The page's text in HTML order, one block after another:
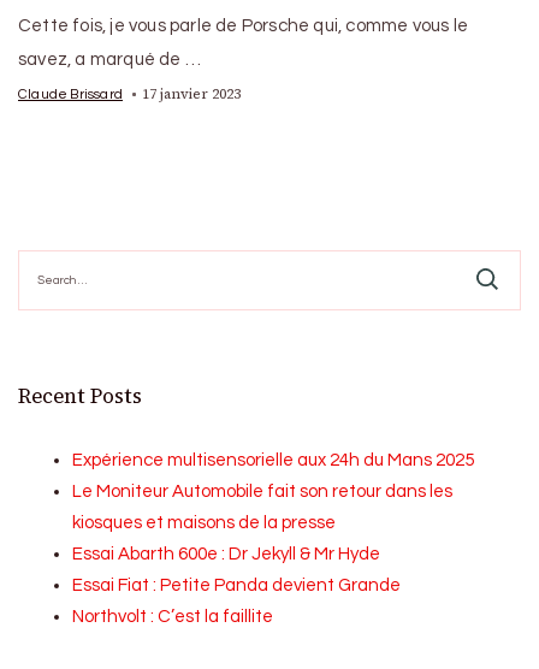
Cette fois, je vous parle de Porsche qui, comme vous le
savez, a marqué de …
Claude Brissard 17 janvier 2023
for:
Recent Posts
Expérience multisensorielle aux 24h du Mans 2025
Le Moniteur Automobile fait son retour dans les
kiosques et maisons de la presse
Essai Abarth 600e : Dr Jekyll & Mr Hyde
Essai Fiat : Petite Panda devient Grande
Northvolt : C’est la faillite